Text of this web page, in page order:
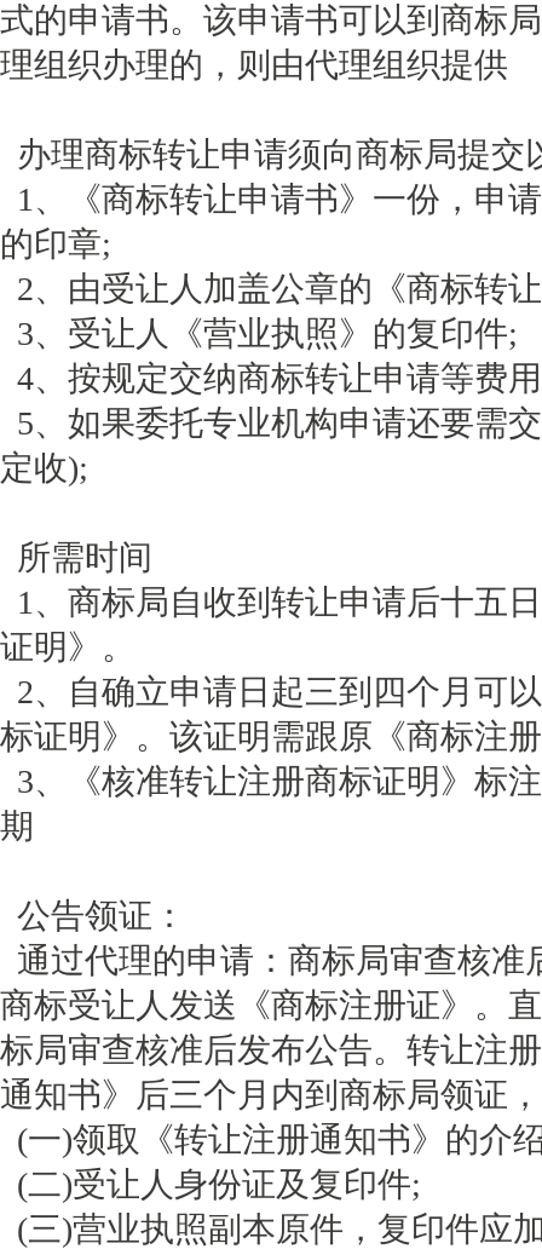
式的申请书。该申请书可以到商标
理组织办理的，则由代理组织提供
办理商标转让申请须向商标局提交
1、《商标转让申请书》一份，申
的印章;
2、由受让人加盖公章的《商标转
3、受让人《营业执照》的复印件;
4、按规定交纳商标转让申请等费
5、如果委托专业机构申请还要需
定收);
所需时间
1、商标局自收到转让申请后十五
证明》。
2、自确立申请日起三到四个月可
标证明》。该证明需跟原《商标注
3、《核准转让注册商标证明》标
期
公告领证：
通过代理的申请：商标局审查核
商标受让人发送《商标注册证》。
标局审查核准后发布公告。转让注
通知书》后三个月内到商标局领证
(一)领取《转让注册通知书》的介
(二)受让人身份证及复印件;
(三)营业执照副本原件，复印件应